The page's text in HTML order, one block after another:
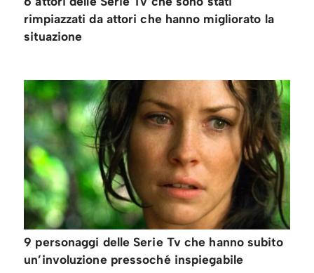
rimpiazzati da attori che hanno migliorato la
situazione
9 personaggi delle Serie Tv che hanno subito
un’involuzione pressoché inspiegabile